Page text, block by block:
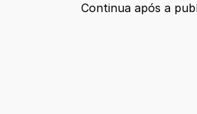
Continua após a